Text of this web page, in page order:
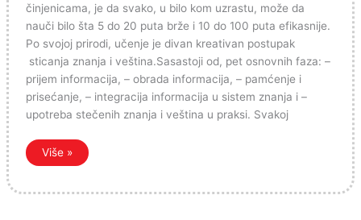
činjenicama, je da svako, u bilo kom uzrastu, može da
nauči bilo šta 5 do 20 puta brže i 10 do 100 puta efikasnije.
Po svojoj prirodi, učenje je divan kreativan postupak
sticanja znanja i veština.Sasastoji od, pet osnovnih faza: –
prijem informacija, – obrada informacija, – pamćenje i
prisećanje, – integracija informacija u sistem znanja i –
upotreba stečenih znanja i veština u praksi. Svakoj
Više »